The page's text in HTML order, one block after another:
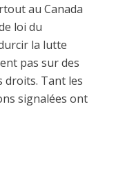
au Canada
loi du
la lutte
pas sur des
droits. Tant les
signalées ont